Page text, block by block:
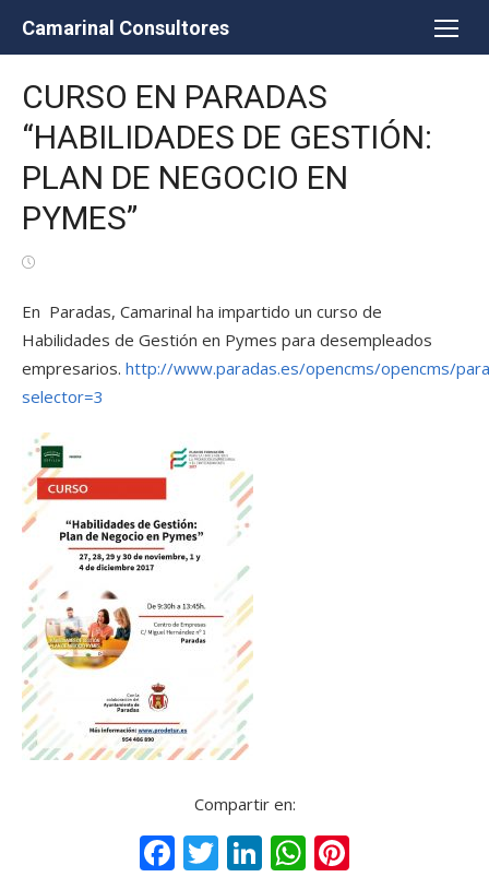
Camarinal Consultores
CURSO EN PARADAS
“HABILIDADES DE GESTIÓN:
PLAN DE NEGOCIO EN
PYMES”
Publicada
En Paradas, Camarinal ha impartido un curso de
Habilidades de Gestión en Pymes para desempleados
empresarios. http://www.paradas.es/opencms/opencms/
selector=3
Compartir en:
Facebook
Twitter
LinkedIn
WhatsApp